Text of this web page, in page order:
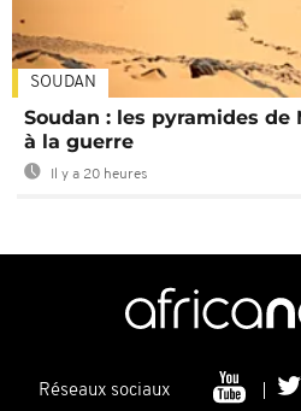
SOUDAN
Soudan : les pyramides de
à la guerre
Il y a 20 heures
Réseaux sociaux